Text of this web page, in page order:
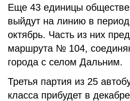
Еще 43 единицы
выйдут на линию в период
октябрь. Часть из них
маршрута № 104,
города с селом Дальним.
Третья партия из 25
класса прибудет в